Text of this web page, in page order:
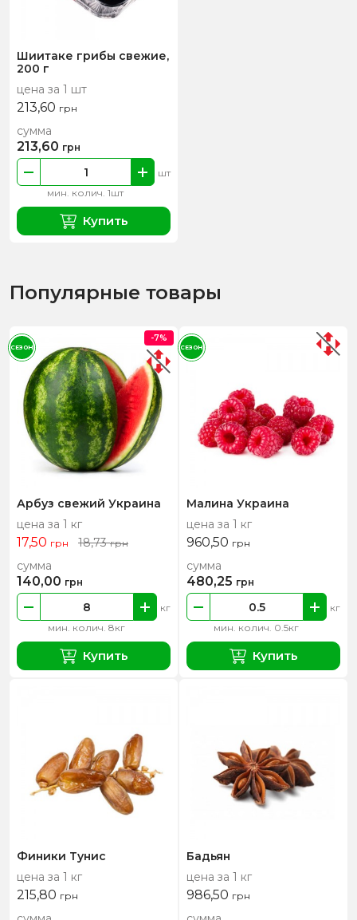
Шиитаке грибы свежие,
200 г
цена за 1 шт
213,60 грн
мин. колич. 1шт
шт
сумма
213,60 грн
Купить
Популярные товары
Арбуз свежий Украина
цена за 1 кг
17,50 грн 18,73грн
мин. колич. 8кг
кг
сумма
140,00 грн
Купить
-7%
СЕЗОН
Малина Украина
цена за 1 кг
960,50 грн
мин. колич. 0.5кг
кг
сумма
480,25 грн
Купить
СЕЗОН
Финики Тунис
цена за 1 кг
215,80 грн
Бадьян
цена за 1 кг
986,50 грн